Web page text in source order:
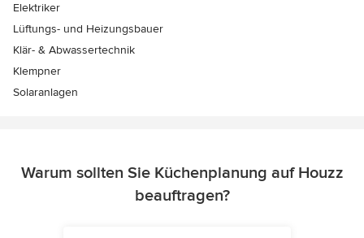
Elektriker
Lüftungs- und Heizungsbauer
Klär- & Abwassertechnik
Klempner
Solaranlagen
Warum sollten Sie Küchenplanung auf Houzz
beauftragen?